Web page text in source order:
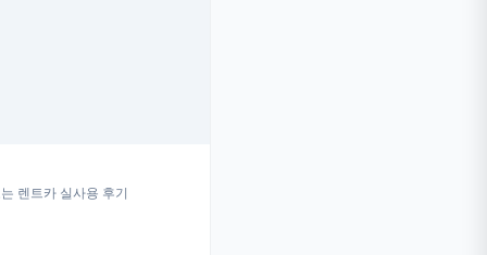
렌트카 실사용 후기